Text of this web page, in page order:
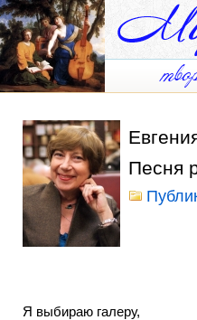
Песня
Я выбираю галеру,